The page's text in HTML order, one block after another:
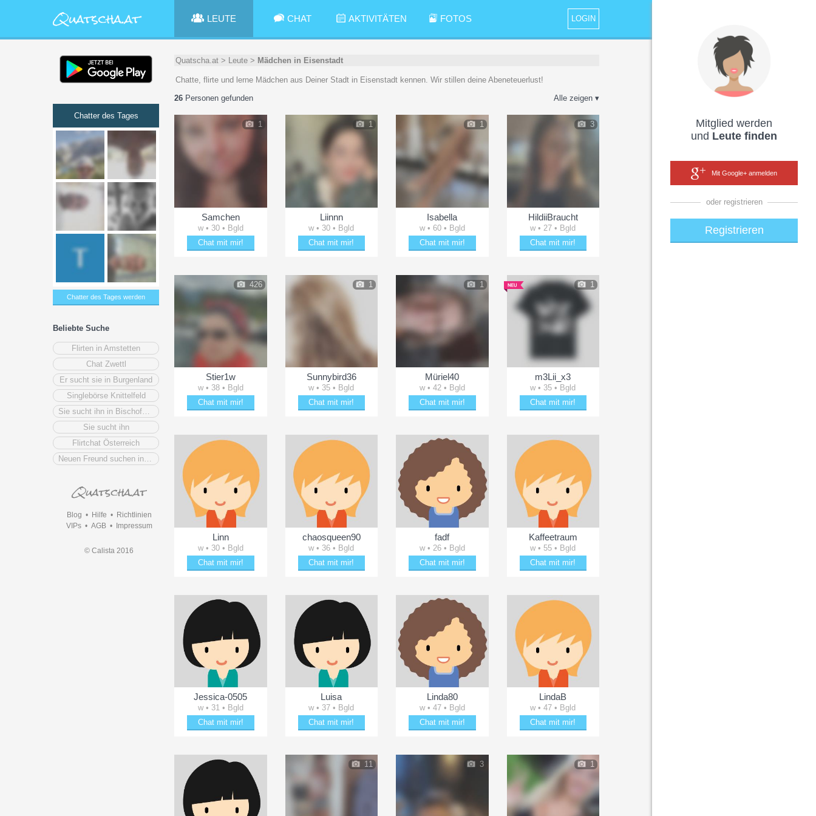
Mitglied werden
und Leute finden
Mit Google+ anmelden
oder registrieren
Registrieren
LOGIN
LEUTE CHAT AKTIVITÄTEN FOTOS
Chatter des Tages
Chatter des Tages werden
Beliebte Suche
Flirten in Amstetten
Chat Zwettl
Er sucht sie in Burgenland
Singlebörse Knittelfeld
Sie sucht ihn
Flirtchat Österreich
Blog • Hilfe • Richtlinien
VIPs• AGB• Impressum
© Calista 2016
Quatscha.at > Leute > Mädchen in Eisenstadt
Chatte, flirte und lerne Mädchen aus Deiner Stadt in Eisenstadt kennen. Wir stillen deine Abeneteuerlust!
Alle zeigen ▾
26 Personen gefunden
1
Samchen
w • 30 • Bgld
Chat mit mir!
1
Liinnn
w • 30 • Bgld
Chat mit mir!
1
Isabella
w • 60 • Bgld
Chat mit mir!
3
HildiiBraucht
w • 27 • Bgld
Chat mit mir!
426
Stier1w
w • 38 • Bgld
Chat mit mir!
1
Sunnybird36
w • 35 • Bgld
Chat mit mir!
1
Müriel40
w • 42 • Bgld
Chat mit mir!
1
m3Lii_x3
w • 35 • Bgld
Chat mit mir!
Linn
w • 30 • Bgld
Chat mit mir!
chaosqueen90
w • 36 • Bgld
Chat mit mir!
fadf
w • 26 • Bgld
Chat mit mir!
Kaffeetraum
w • 55 • Bgld
Chat mit mir!
Jessica-0505
w • 31 • Bgld
Chat mit mir!
Luisa
w • 37 • Bgld
Chat mit mir!
Linda80
w • 47 • Bgld
Chat mit mir!
LindaB
w • 47 • Bgld
Chat mit mir!
11 3 1